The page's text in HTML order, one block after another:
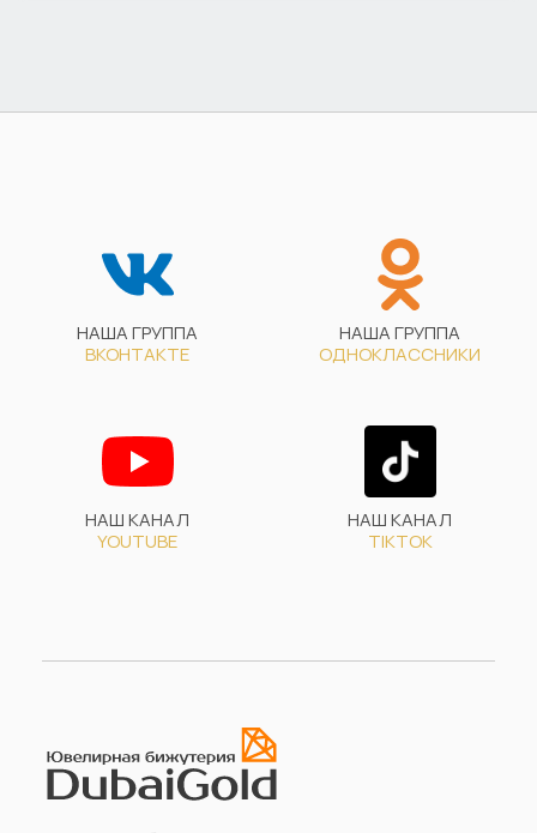
НАША ГРУППА
ВКОНТАКТЕ
НАША ГРУППА
ОДНОКЛАССНИКИ
НАШ КАНАЛ
YOUTUBE
НАШ КАНАЛ
TIKTOK